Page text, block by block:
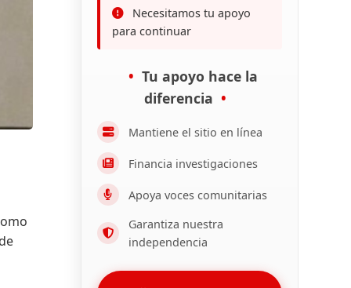
Necesitamos tu apoyo
para continuar
Tu apoyo hace la
diferencia
Mantiene el sitio en línea
Financia investigaciones
Apoya voces comunitarias
Garantiza nuestra
independencia